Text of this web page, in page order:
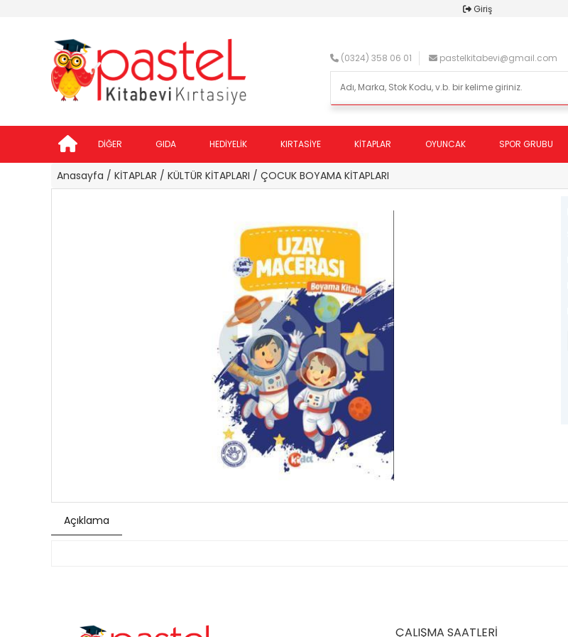
Giriş
(0324) 358 06 01 pastelkitabevi@gmail.com
DİĞER GIDA HEDİYELİK KIRTASİYE KİTAPLAR OYUNCAK SPOR GRUBU
Anasayfa / KİTAPLAR / KÜLTÜR KİTAPLARI / ÇOCUK BOYAMA KİTAPLARI
Açıklama
ÇALIŞMA SAATLERİ